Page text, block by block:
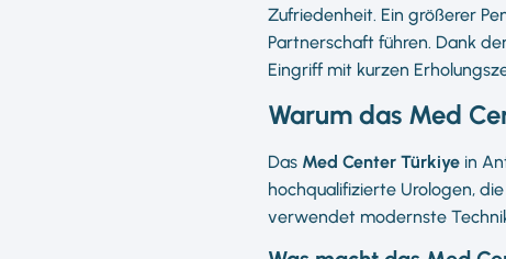
Zufriedenheit. Ein größerer
Partnerschaft führen. Dank
Eingriff mit kurzen
Warum das Med
Das Med Center Türkiye in
hochqualifizierte Urologen,
verwendet modernste